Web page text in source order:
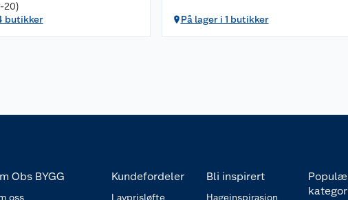
20)
butikker
På lager i 1 butikker
Obs BYGG
oss
Kundefordeler
Lavprisløfte
Bli inspirert
Hageinspirasjon